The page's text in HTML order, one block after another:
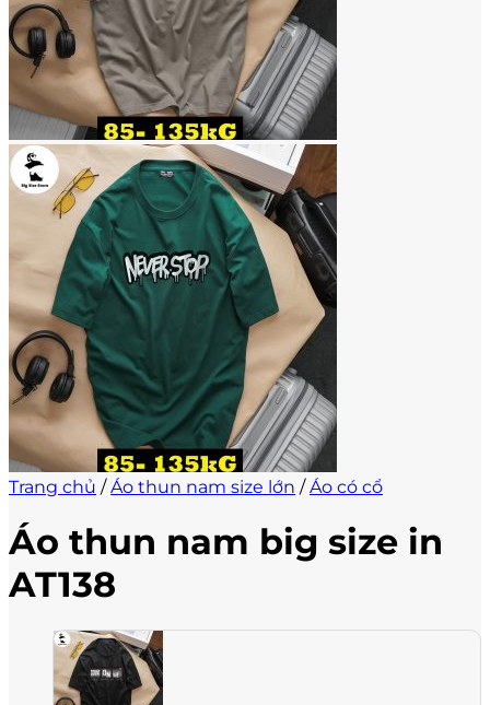
Trang chủ / Áo thun nam size lớn / Áo có cổ
Áo thun nam big size in
AT138